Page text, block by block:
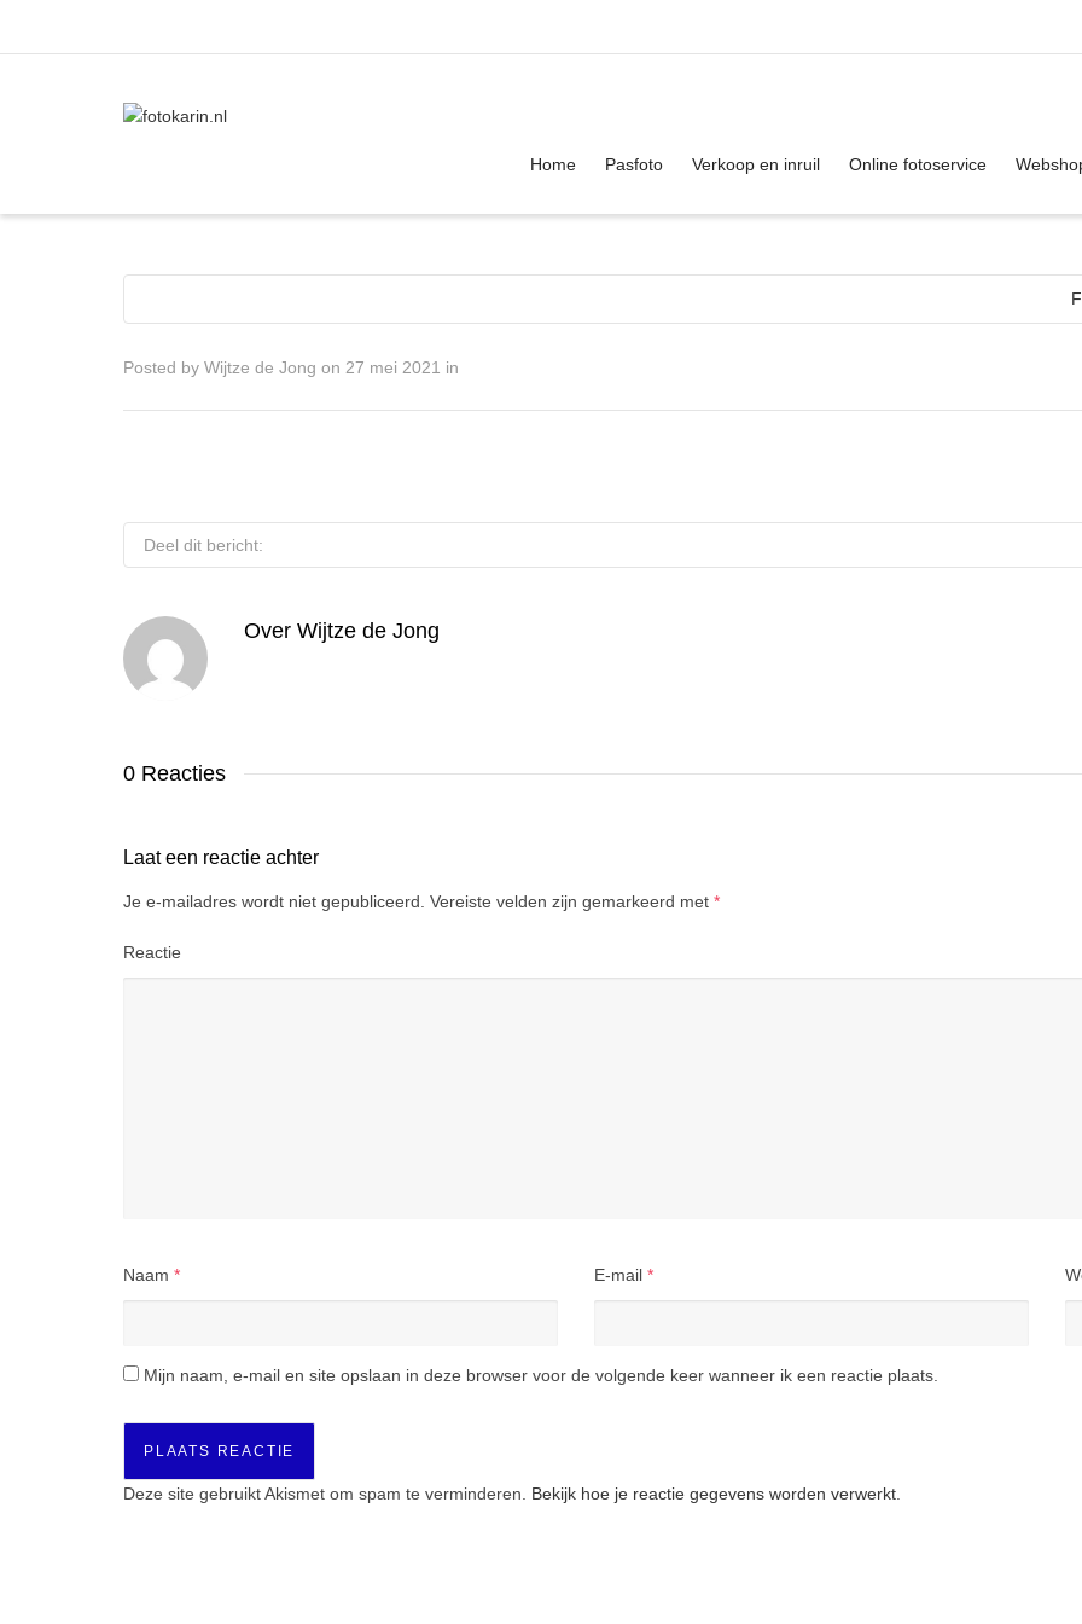
I'm looking for product in a size size . Show me the colour items.
Home Pasfoto Verkoop en inruil Online fotoservice
Posted by Wijtze de Jong on 27 mei 2021 in
Deel dit bericht:
Over Wijtze de Jong
0 Reacties
Laat een reactie achter
Je e-mailadres wordt niet gepubliceerd. Vereiste velden zijn gemarkeerd met *
Reactie
Naam * E-mail *
Mijn naam, e-mail en site opslaan in deze browser voor de volgende keer wanneer ik een reactie plaats.
Deze site gebruikt Akismet om spam te verminderen. Bekijk hoe je reactie gegevens worden verwerkt